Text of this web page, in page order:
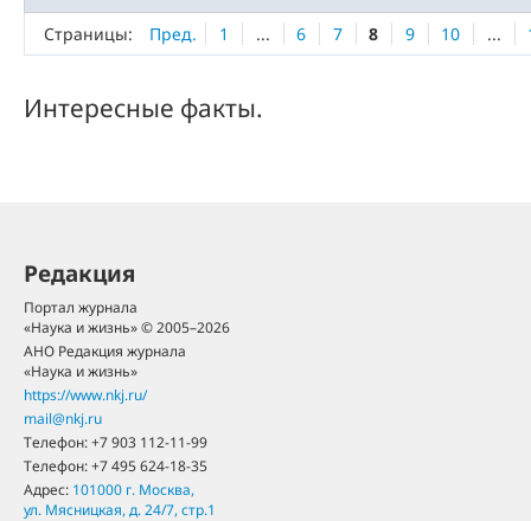
Страницы: Пред. 1 ... 6 7 8 9 10 ...
Интересные факты.
Редакция
Портал журнала
«Наука и жизнь» © 2005–2026
АНО Редакция журнала
«Наука и жизнь»
https://www.nkj.ru/
mail@nkj.ru
Телефон:+7 903 112-11-99
Телефон:+7 495 624-18-35
Адрес: 101000 г. Москва,
ул. Мясницкая, д. 24/7, стр.1